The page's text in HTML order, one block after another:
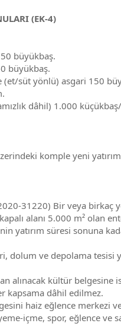
(EK-4)
büyükbaş.
büyükbaş.
(et/süt yönlü) asgari 150
dâhil) 1.000
komple yeni
31220) Bir veya
alanı 5.000 m² olan
yatırım süresi sonuna
dolum ve depolama tesisi
alınacak kültür
kapsama dâhil edilmez.
haiz eğlence
içme, spor, eğlence